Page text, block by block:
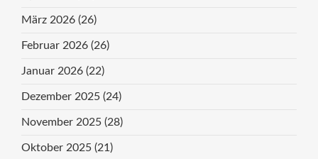
März 2026 (26)
Februar 2026 (26)
Januar 2026 (22)
Dezember 2025 (24)
November 2025 (28)
Oktober 2025 (21)